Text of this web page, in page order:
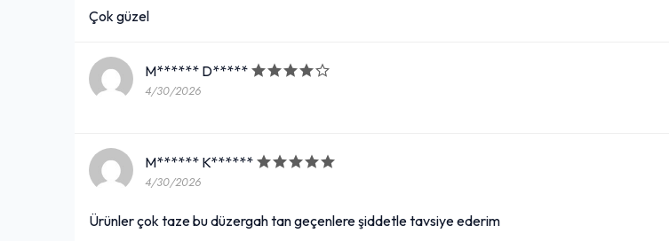
Çok güzel
M****** D*****
4/30/2026
M****** K******
4/30/2026
Ürünler çok taze bu düzergah tan geçenlere şiddetle tavsiye ederim